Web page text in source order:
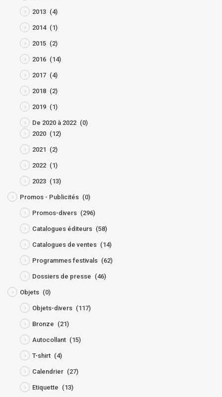
2013 (4)
2014 (1)
2015 (2)
2016 (14)
2017 (4)
2018 (2)
2019 (1)
De 2020 à 2022 (0)
2020 (12)
2021 (2)
2022 (1)
2023 (13)
Promos - Publicités (0)
Promos-divers (296)
Catalogues éditeurs (58)
Catalogues de ventes (14)
Programmes festivals (62)
Dossiers de presse (46)
Objets (0)
Objets-divers (117)
Bronze (21)
Autocollant (15)
T-shirt (4)
Calendrier (27)
Etiquette (13)